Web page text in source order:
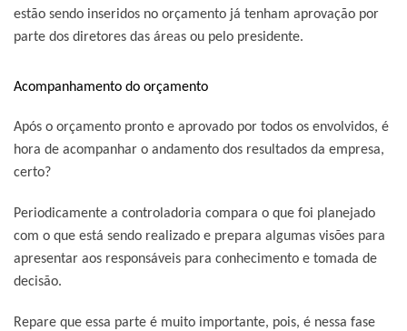
estão sendo inseridos no orçamento já tenham aprovação por
parte dos diretores das áreas ou pelo presidente.
Acompanhamento do orçamento
Após o orçamento pronto e aprovado por todos os envolvidos, é
hora de acompanhar o andamento dos resultados da empresa,
certo?
Periodicamente a controladoria compara o que foi planejado
com o que está sendo realizado e prepara algumas visões para
apresentar aos responsáveis para conhecimento e tomada de
decisão.
Repare que essa parte é muito importante, pois, é nessa fase